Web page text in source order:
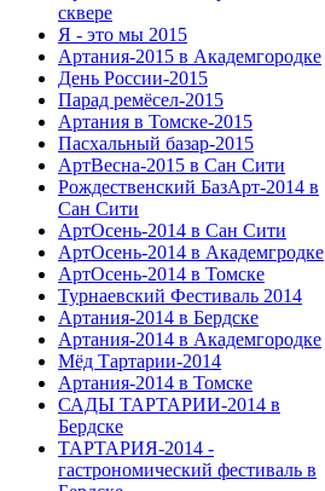
сквере
Я - это мы 2015
Артания-2015 в Академгородке
День России-2015
Парад ремёсел-2015
Артания в Томске-2015
Пасхальный базар-2015
АртВесна-2015 в Сан Сити
Рождественский БазАрт-2014 в
Сан Сити
АртОсень-2014 в Сан Сити
АртОсень-2014 в Академгродке
АртОсень-2014 в Томске
Турнаевский Фестиваль 2014
Артания-2014 в Бердске
Артания-2014 в Академгородке
Мёд Тартарии-2014
Артания-2014 в Томске
САДЫ ТАРТАРИИ-2014 в
Бердске
ТАРТАРИЯ-2014 -
гастрономический фестиваль в